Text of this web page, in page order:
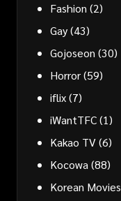
Fashion (2)
Gay(43)
Gojoseon (30)
Horror(59)
iflix(7)
iWantTFC(1)
Kakao TV(6)
Kocowa(88)
Korean Movies